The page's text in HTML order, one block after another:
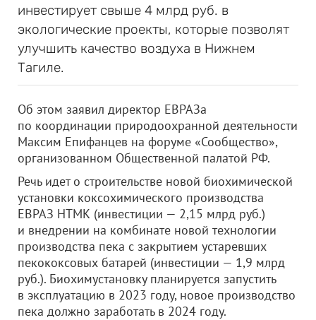
инвестирует свыше 4 млрд руб. в
экологические проекты, которые позволят
улучшить качество воздуха в Нижнем
Тагиле.
Об этом заявил директор ЕВРАЗа
по координации природоохранной деятельности
Максим Епифанцев на форуме «Сообщество»,
организованном Общественной палатой РФ.
Речь идет о строительстве новой биохимической
установки коксохимического производства
ЕВРАЗ НТМК (инвестиции — 2,15 млрд руб.)
и внедрении на комбинате новой технологии
производства пека с закрытием устаревших
пекококсовых батарей (инвестиции — 1,9 млрд
руб.). Биохимустановку планируется запустить
в эксплуатацию в 2023 году, новое производство
пека должно заработать в 2024 году.